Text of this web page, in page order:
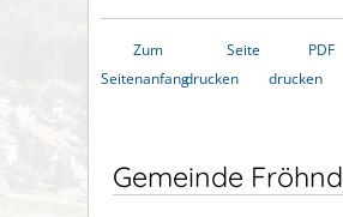
Zum
Seitenanfang
Seite
drucken
PDF
drucken
Gemeinde Fröhnd